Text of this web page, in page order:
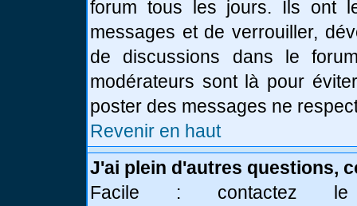
forum tous les jours. Ils ont
messages et de verrouiller,
de discussions dans le
modérateurs sont là pour
poster des messages ne
Revenir en haut
J'ai plein d'autres questions,
Facile : contactez